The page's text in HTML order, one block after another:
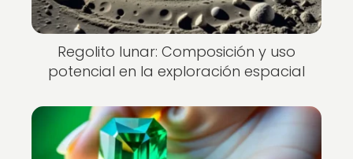
Regolito lunar: Composición y uso
potencial en la exploración espacial